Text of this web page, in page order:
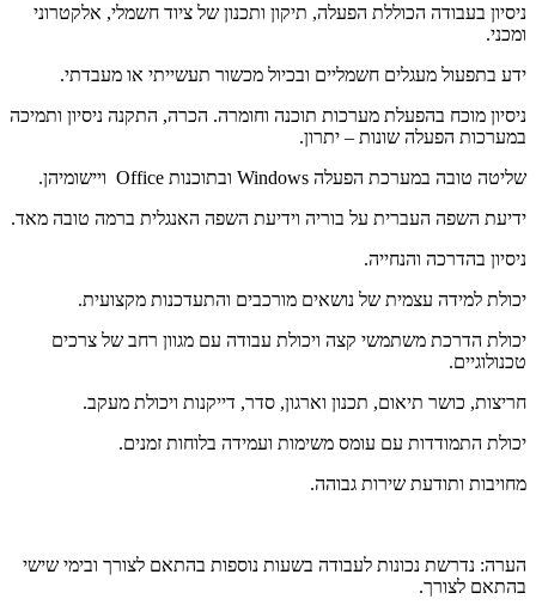
ניסיון בעבודה הכוללת הפעלה, תיקון ותכנון של ציוד חשמלי, אלקטרוני
ומכני.
ידע בתפעול מעגלים חשמליים ובכיול מכשור תעשייתי או מעבדתי.
ניסיון מוכח בהפעלת מערכות תוכנה וחומרה. הכרה, התקנה ניסיון ותמיכה
במערכות הפעלה שונות – יתרון.
שליטה טובה במערכת הפעלה Windows ובתוכנות Office ויישומיהן.
ידיעת השפה העברית על בוריה וידיעת השפה האנגלית ברמה טובה מאד.
ניסיון בהדרכה והנחייה.
יכולת למידה עצמית של נושאים מורכבים והתעדכנות מקצועית.
יכולת הדרכת משתמשי קצה ויכולת עבודה עם מגוון רחב של צרכים
טכנולוגיים.
חריצות, כושר תיאום, תכנון וארגון, סדר, דייקנות ויכולת מעקב.
יכולת התמודדות עם עומס משימות ועמידה בלוחות זמנים.
מחויבות ותודעת שירות גבוהה.
הערה: נדרשת נכונות לעבודה בשעות נוספות בהתאם לצורך ובימי שישי
בהתאם לצורך.